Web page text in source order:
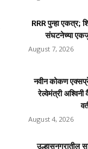
RRR पुन्हा एकत्र;
संघटनेच्या
August 7, 2026
नवीन कोकण
रेल्वेमंत्री अश्विनी
August 4, 2026
उल्हासनगरातील